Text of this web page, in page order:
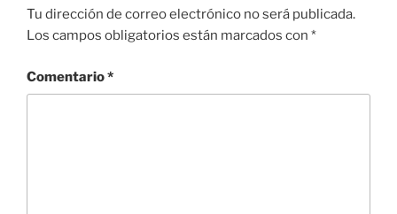
Tu dirección de correo electrónico no será publicada.
Los campos obligatorios están marcados con *
Comentario*